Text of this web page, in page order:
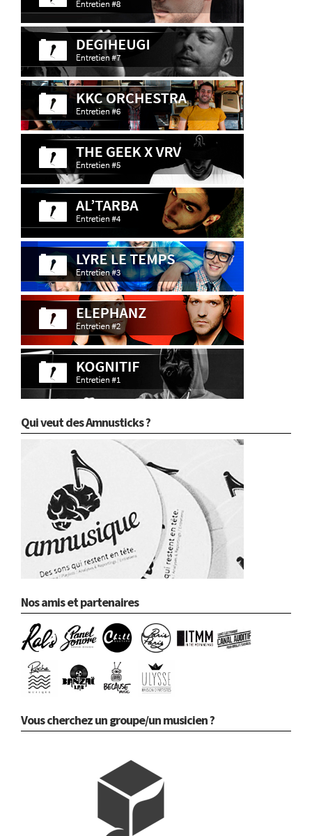
Qui veut des Amnusticks ?
Nos amis et partenaires
Vous cherchez un groupe/un musicien ?